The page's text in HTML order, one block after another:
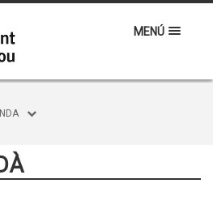
MENÚ